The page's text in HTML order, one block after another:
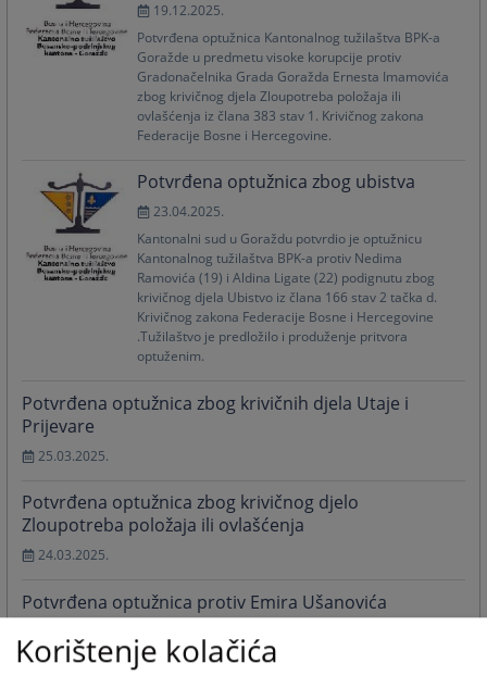
19.12.2025.
Potvrđena optužnica Kantonalnog tužilaštva BPK-a
Goražde u predmetu visoke korupcije protiv
Gradonačelnika Grada Goražda Ernesta Imamovića
zbog krivičnog djela Zloupotreba položaja ili
ovlašćenja iz člana 383 stav 1. Krivičnog zakona
Federacije Bosne i Hercegovine.
Potvrđena optužnica zbog ubistva
23.04.2025.
Kantonalni sud u Goraždu potvrdio je optužnicu
Kantonalnog tužilaštva BPK-a protiv Nedima
Ramovića (19) i Aldina Ligate (22) podignutu zbog
krivičnog djela Ubistvo iz člana 166 stav 2 tačka d.
Krivičnog zakona Federacije Bosne i Hercegovine
.Tužilaštvo je predložilo i produženje pritvora
optuženim.
Potvrđena optužnica zbog krivičnih djela Utaje i
Prijevare
25.03.2025.
Potvrđena optužnica zbog krivičnog djelo
Zloupotreba položaja ili ovlašćenja
24.03.2025.
Potvrđena optužnica protiv Emira Ušanovića
Korištenje kolačića